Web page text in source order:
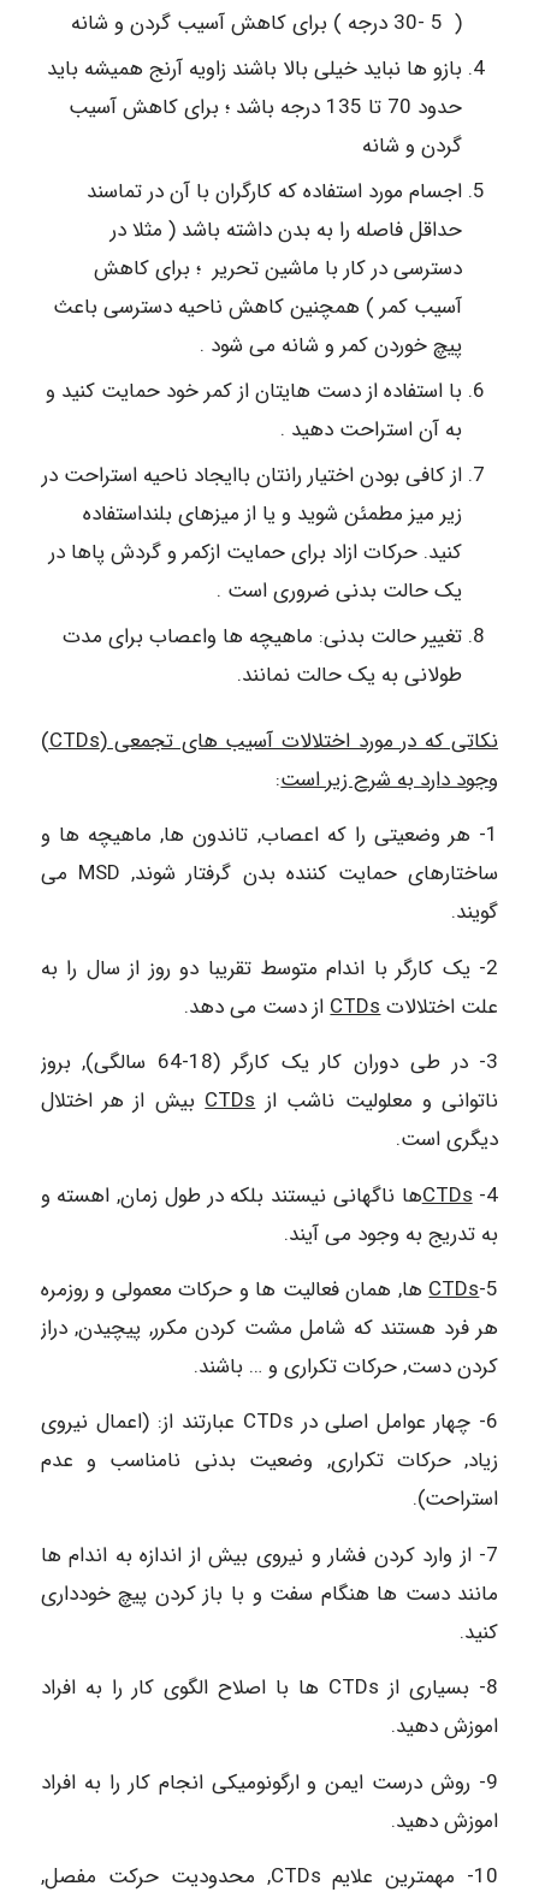
( 5 -30 درجه ) برای کاهش آسیب گردن و شانه
بازو ها نباید خیلی بالا باشند زاویه آرنج همیشه باید
حدود 70 تا 135 درجه باشد ؛ برای کاهش آسیب
گردن و شانه
اجسام مورد استفاده که کارگران با آن در تماسند
حداقل فاصله را به بدن داشته باشد ( مثلا در
دسترسی در کار با ماشین تحریر ؛ برای کاهش
آسیب کمر ) همچنین کاهش ناحیه دسترسی باعث
پیچ خوردن کمر و شانه می شود .
با استفاده از دست هایتان از کمر خود حمایت کنید و
به آن استراحت دهید .
از کافی بودن اختیار رانتان باایجاد ناحیه استراحت در
زیر میز مطمئن شوید و یا از میزهای بلنداستفاده
کنید. حرکات ازاد برای حمایت ازکمر و گردش پاها در
یک حالت بدنی ضروری است .
تغییر حالت بدنی: ماهیچه ها واعصاب برای مدت
طولانی به یک حالت نمانند.
نکاتی که در مورد اختلالات آسیب های تجمعی (CTDs)
وجود دارد به شرح زیر است:
1- هر وضعیتی را که اعصاب, تاندون ها, ماهیچه ها و
ساختارهای حمایت کننده بدن گرفتار شوند, MSD می
گویند.
2- یک کارگر با اندام متوسط تقریبا دو روز از سال را به
علت اختلالاتCTDsاز دست می دهد.
3- در طی دوران کار یک کارگر (18-64 سالگی), بروز
ناتوانی و معلولیت ناشب ازCTDsبیش از هر اختلال
دیگری است.
4-
CTDsها ناگهانی نیستند بلکه در طول زمان, اهسته و
به تدریج به وجود می آیند.
5-
CTDsها, همان فعالیت ها و حرکات معمولی و روزمره
هر فرد هستند که شامل مشت کردن مکرر, پیچیدن, دراز
کردن دست, حرکات تکراری و … باشند.
6- چهار عوامل اصلی در CTDs عبارتند از: (اعمال نیروی
زیاد, حرکات تکراری, وضعیت بدنی نامناسب و عدم
استراحت).
7- از وارد کردن فشار و نیروی بیش از اندازه به اندام ها
مانند دست ها هنگام سفت و با باز کردن پیچ خودداری
کنید.
8- بسیاری از CTDs ها با اصلاح الگوی کار را به افراد
اموزش دهید.
9- روش درست ایمن و ارگونومیکی انجام کار را به افراد
اموزش دهید.
10- مهمترین علایم CTDs, محدودیت حرکت مفصل,